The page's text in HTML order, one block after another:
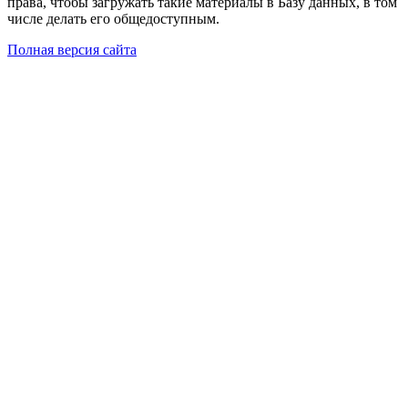
числе делать его общедоступным.
Полная версия сайта